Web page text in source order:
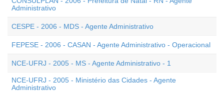
Administrativo
CESPE - 2006 - MDS - Agente Administrativo
FEPESE - 2006 - CASAN - Agente Administrativo - Operacional
NCE-UFRJ - 2005 - MS - Agente Administrativo - 1
NCE-UFRJ - 2005 - Ministério das Cidades - Agente
Administrativo